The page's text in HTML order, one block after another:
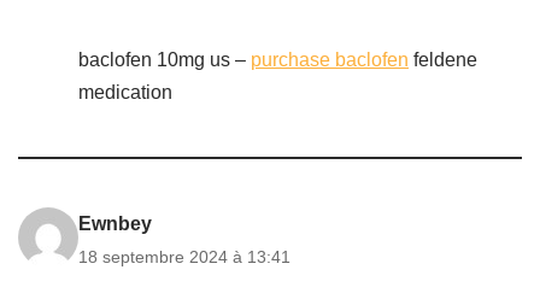
baclofen 10mg us – purchase baclofen feldene
medication
Ewnbey
18 septembre 2024 à 13:41